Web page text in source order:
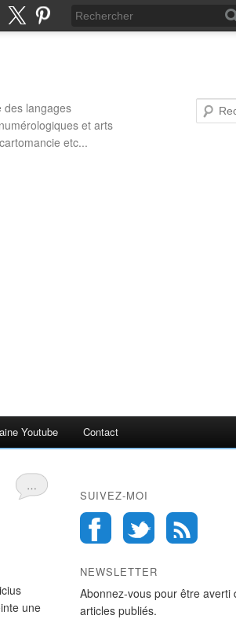
des langages
et arts
etc...
Youtube Contact
…
une
SUIVEZ-MOI
NEWSLETTER
Abonnez-vous pour être averti
articles publiés.